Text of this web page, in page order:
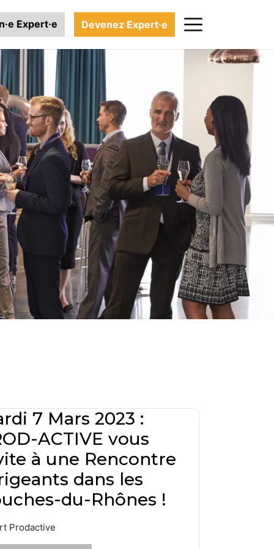
Expert·e Devenez Expert·e
7 Mars 2023 :
ACTIVE vous
à une Rencontre
dans les
du-Rhônes !
Prodactive